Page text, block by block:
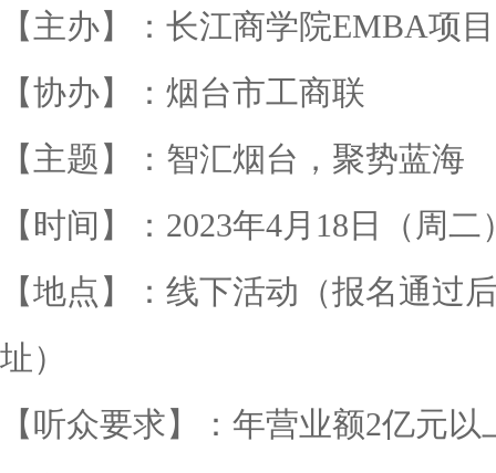
【主办】：长江商学院EMBA项目
【协办】：烟台市工商联
【主题】：智汇烟台，聚势蓝海
【时间】：2023年4月18日（周二
【地点】：线下活动（报名通过
址）
【听众要求】：年营业额2亿元